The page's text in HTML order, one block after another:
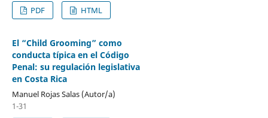
PDF
HTML
El “Child Grooming” como
conducta típica en el Código
Penal: su regulación legislativa
en Costa Rica
Manuel Rojas Salas (Autor/a)
1-31